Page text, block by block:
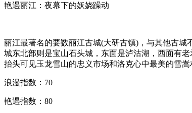
艳遇丽江：夜幕下的妖娆躁动
丽江最著名的要数丽江古城(大研古镇)，与其他古
城东北部则是宝山石头城，东面是泸沽湖，西面有
抬头可见玉龙雪山的忠义市场和洛克心中最美的雪嵩
浪漫指数：70
艳遇指数：80